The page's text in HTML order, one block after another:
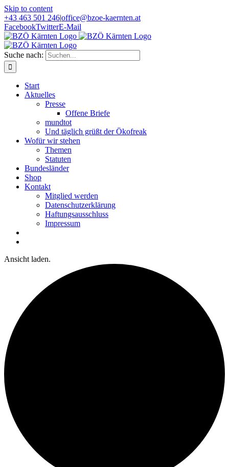
Skip to content
+43 463 501 246|office@bzoe-kaernten.at
FacebookTwitterE-Mail
Suche nach:
Start
Aktuelles
Presse
Offene Briefe
mundtot
Und täglich grüßt der Ökofreak
Wofür wir stehen
Themen
Statuten
Bundesländer
Shop
Kontakt
Mitglied werden
Datenschutzerklärung
Haftungsausschluss
Impressum
Ansicht laden.